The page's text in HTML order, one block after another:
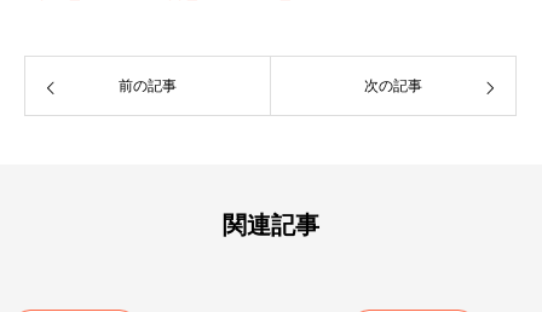
前の記事 次の記事
関連記事